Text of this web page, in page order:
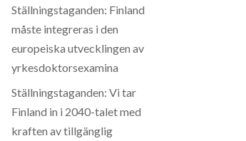
Ställningstaganden: Finland
måste integreras i den
europeiska utvecklingen av
yrkesdoktorsexamina
Ställningstaganden: Vi tar
Finland in i 2040-talet med
kraften av tillgänglig